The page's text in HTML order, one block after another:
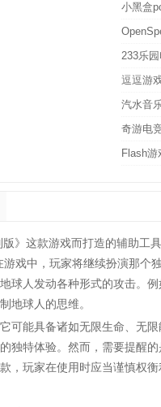
小黑盒
233乐
逗逗游
汽水音
奇游电
Flash
》这款游戏而打造的辅助工
戏中，玩家将继续扮演那个
球人发动各种形式的攻击。
地球人的思维。
能具备诸如无限生命、无限
独特体验。然而，需要提醒
，玩家在使用时应当谨慎权